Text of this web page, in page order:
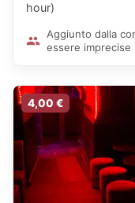
hour)
Aggiunto dalla
essere imprecise
4,00 €